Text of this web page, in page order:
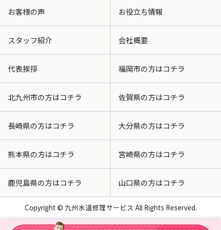
お客様の声 お役立ち情報
スタッフ紹介 会社概要
代表挨拶 福岡市の方はコチラ
北九州市の方はコチラ 佐賀県の方はコチラ
長崎県の方はコチラ 大分県の方はコチラ
熊本県の方はコチラ 宮崎県の方はコチラ
鹿児島県の方はコチラ 山口県の方はコチラ
Copyright © 九州水道修理サービス All Rights Reserved.